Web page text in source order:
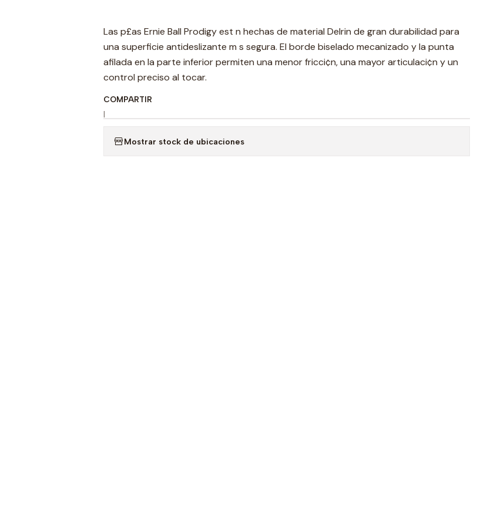
Las p£as Ernie Ball Prodigy est n hechas de material Delrin de gran durabilidad para
una superficie antideslizante m s segura. El borde biselado mecanizado y la punta
afilada en la parte inferior permiten una menor fricci¢n, una mayor articulaci¢n y un
control preciso al tocar.
COMPARTIR
|
Mostrar stock de ubicaciones